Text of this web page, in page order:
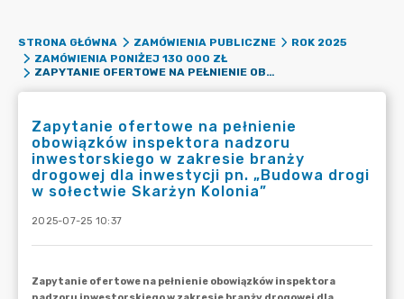
STRONA GŁÓWNA ZAMÓWIENIA PUBLICZNE
ROK 2025
ZAMÓWIENIA PONIŻEJ 130 000 ZŁ
ZAPYTANIE OFERTOWE NA PEŁNIENIE OBOWIĄZKÓW INSPEKTORA NADZORU INWESTORSKIEGO W ZAKRESIE BRANŻY DROGOWEJ DLA INWESTYCJI PN. „BUDOWA DROGI W SOŁECTWIE SKARŻYN KOLONIA”
Zapytanie ofertowe na pełnienie
obowiązków inspektora nadzoru
inwestorskiego w zakresie branży
drogowej dla inwestycji pn. „Budowa drogi
w sołectwie Skarżyn Kolonia”
2025-07-25 10:37